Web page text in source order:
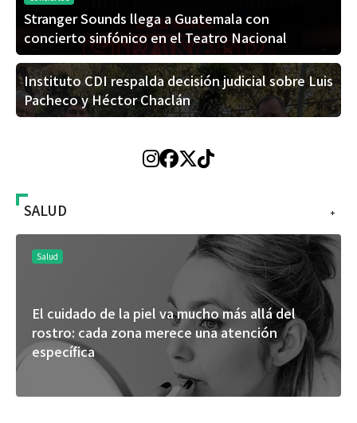
Stranger Sounds llega a Guatemala con
concierto sinfónico en el Teatro Nacional
Instituto CDI respalda decisión judicial sobre Luis
Pacheco y Héctor Chaclán
+
SALUD
Salud
El cuidado de la piel va mucho más allá del
rostro: cada zona merece una atención
específica